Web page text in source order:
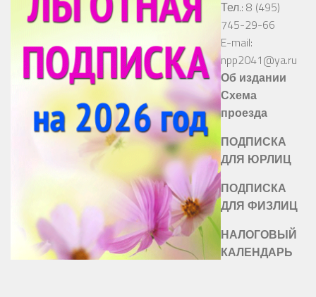
Тел.: 8 (495)
745-29-66
E-mail:
npp2041@ya.ru
Об издании
Схема
проезда
ПОДПИСКА
ДЛЯ ЮРЛИЦ
ПОДПИСКА
ДЛЯ ФИЗЛИЦ
НАЛОГОВЫЙ
КАЛЕНДАРЬ